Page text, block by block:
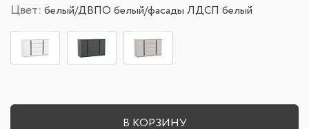
Цвет: белый/ДВПО белый/фасады ЛДСП белый
В КОРЗИНУ